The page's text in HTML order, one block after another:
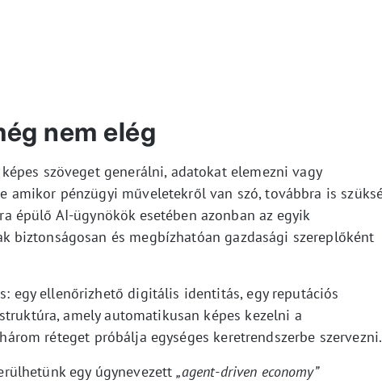
nem elég
szöveget generálni, adatokat elemezni vagy
amikor pénzügyi műveletekről van szó, továbbra is
épülő AI-ügynökök esetében azonban az egyik
biztonságosan és megbízhatóan gazdasági szereplőként
egy ellenőrizhető digitális identitás, egy reputációs
amely automatikusan képes kezelni a
réteget próbálja egységes keretrendszerbe szervezni.
egy úgynevezett„agent-driven economy”